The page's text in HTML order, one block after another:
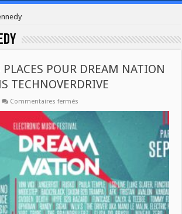
PLACES POUR DREAM NATION
TECHNOVERDRIVE
Commentaires fermés
POUR
DREAM
NATION
CE
SOIR
DANS
TECHNOVERDRIVE